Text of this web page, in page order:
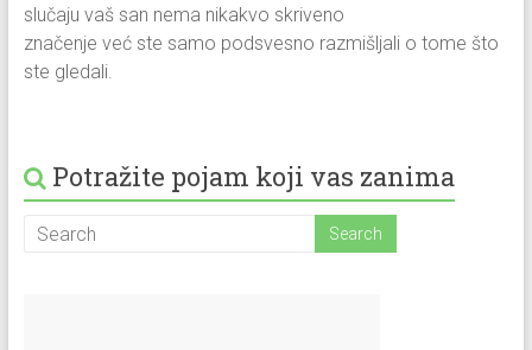
slučaju vaš san nema nikakvo skriveno
značenje već ste samo podsvesno razmišljali o tome što
ste gledali.
Potražite pojam koji vas zanima